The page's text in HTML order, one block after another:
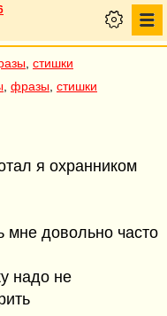
стишки
фразы стишки
я охранником
мне довольно часто
надо не